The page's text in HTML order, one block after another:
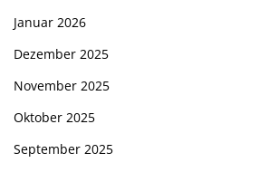
Januar 2026
Dezember 2025
November 2025
Oktober 2025
September 2025